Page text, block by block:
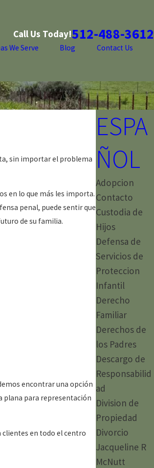
Call Us Today!512-488-3612
We Serve Blog Contact Us
sin importar el problema
en lo que más les importa.
penal, puede sentir que
de su familia.
encontrar una opción
plana para representación
clientes en todo el centro
ESPA
ÑOL
Adopcion
Contacto
Custodia de
Hijos
Defensa de
Servicios de
Proteccion
Infantil
Derecho
Familiar
Derechos de
los Padres
Descargo de
Responsabilid
ad
Division de
Propiedad
Divorcio
Jacqueline R
McNutt